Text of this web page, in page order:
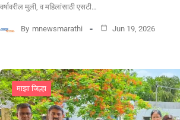
वर्षावरील मुली, व महिलांसाठी एसटी…
By mnewsmarathi Jun 19, 2026
माझा जिल्हा